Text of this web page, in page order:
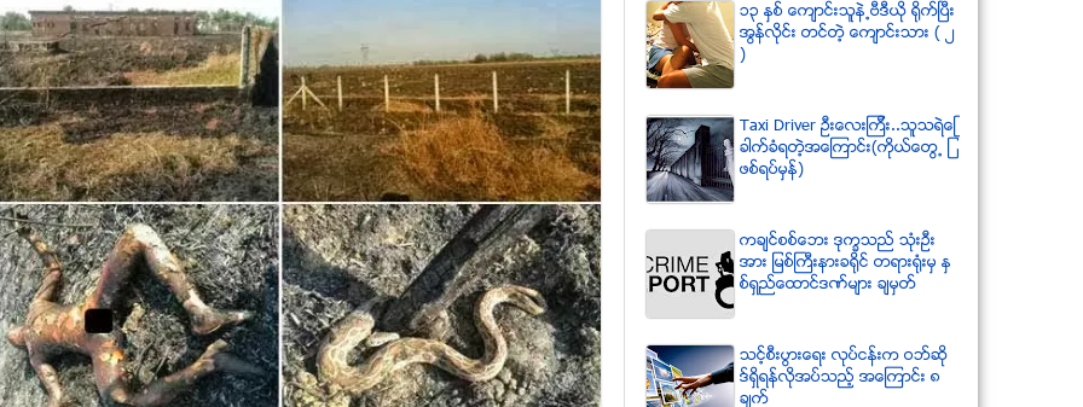
၁၃ ႏွစ္ ေက်ာင္းသူနဲ႕ဗီဒီယို ရိုက္ျပီး
အြန္လိုင္း တင္တဲ့ ေက်ာင္းသား ( ၂
)
Taxi Driver ဦးေလးၾကီး..သူသရဲေျ
ခာက္ခံရတဲ့အေၾကာင္း(ကိုယ္ေတြ႕ ျ
ဖစ္ရပ္မွန္)
ကခ်င္စစ္ေဘး ဒုကၡသည္ သံုးဦး
အား ျမစ္ႀကီးနားခရိုင္ တရားရံုးမွ ႏွ
စ္ရွည္ေထာင္ဒဏ္မ်ား ခ်မွတ္
သင့္စီးပြားေရး လုပ္ငန္းက ဝဘ္ဆို
ဒ္ရွိရန္လိုအပ္သည့္ အေၾကာင္း ၈
ခ်က္